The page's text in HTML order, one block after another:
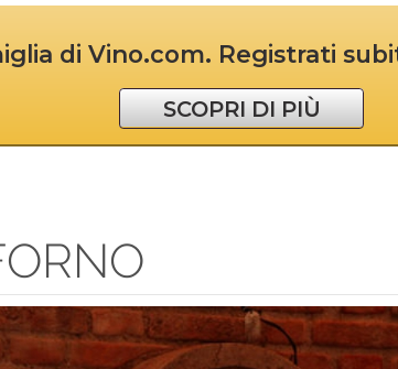
di Vino.com. Registrati
SCOPRI DI PIÙ